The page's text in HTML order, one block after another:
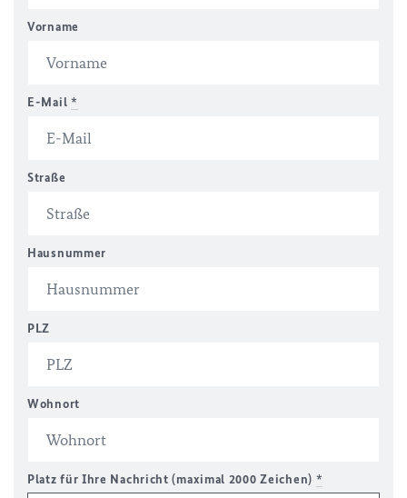
Vorname
E-Mail *
Straße
Hausnummer
PLZ
Wohnort
Platz für Ihre Nachricht (maximal 2000 Zeichen) *